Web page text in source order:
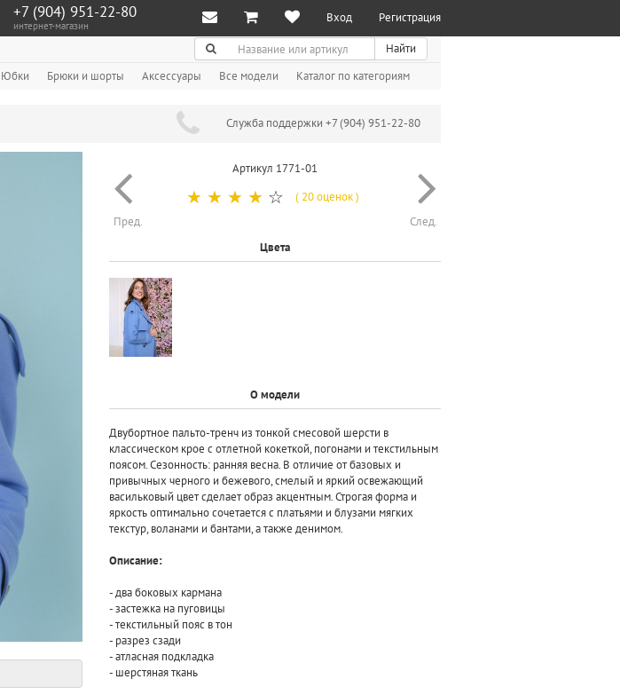
+7 (904) 951‑22‑80
интернет-магазин
Вход Регистрация
Поиск
Найти
Юбки Брюки и шорты Аксессуары Все модели Каталог по категориям
Служба поддержки +7 (904) 951-22-80
Пред.
Артикул 1771-01
След.
☆
☆
☆
☆
☆ ( 20 оценок )
Цвета
О модели
Двубортное пальто-тренч из тонкой смесовой шерсти в
классическом крое с отлетной кокеткой, погонами и текстильным
поясом. Сезонность: ранняя весна. В отличие от базовых и
привычных черного и бежевого, смелый и яркий освежающий
васильковый цвет сделает образ акцентным. Строгая форма и
яркость оптимально сочетается с платьями и блузами мягких
текстур, воланами и бантами, а также денимом.
Описание:
- два боковых кармана
- застежка на пуговицы
- текстильный пояс в тон
- разрез сзади
- атласная подкладка
- шерстяная ткань